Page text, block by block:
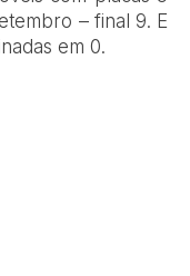
– final 9. E
em 0.